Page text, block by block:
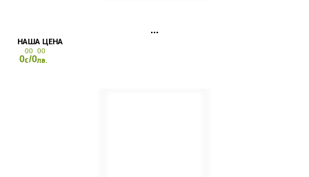
0
00
€/0
00
лв.